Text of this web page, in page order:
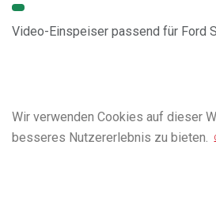
Video-Einspeiser passend für Ford
Wir verwenden Cookies auf dieser
besseres Nutzererlebnis zu bieten.